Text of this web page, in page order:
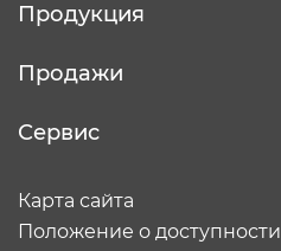
Продукция
Продажи
Сервис
Карта сайта
Положение о доступности